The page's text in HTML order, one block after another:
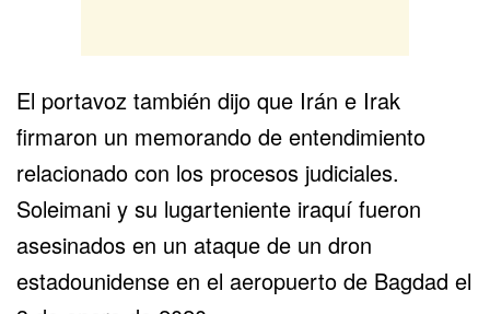
El portavoz también dijo que Irán e Irak
firmaron un memorando de entendimiento
relacionado con los procesos judiciales.
Soleimani y su lugarteniente iraquí fueron
asesinados en un ataque de un dron
estadounidense en el aeropuerto de Bagdad el